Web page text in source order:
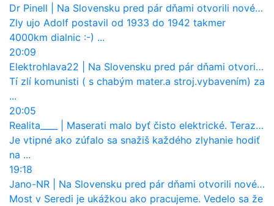
Dr Pinell
Na Slovensku pred pár dňami otvorili nové mosty, ktoré to sú?
Zly ujo Adolf postavil od 1933 do 1942 takmer
4000km dialnic :-) ...
20:09
Elektrohlava22
Na Slovensku pred pár dňami otvorili nové mosty, ktoré to sú?
Tí zlí komunisti ( s chabým mater.a stroj.vybavením) za
...
20:05
Realita____
Maserati malo byť čisto elektrické. Teraz zisťuje, že potrebuje nový osemvalcový motor
Je vtipné ako zúfalo sa snažiš každého zlyhanie hodiť
na ...
19:18
Jano-NR
Na Slovensku pred pár dňami otvorili nové mosty, ktoré to sú?
Most v Seredi je ukážkou ako pracujeme. Vedelo sa že